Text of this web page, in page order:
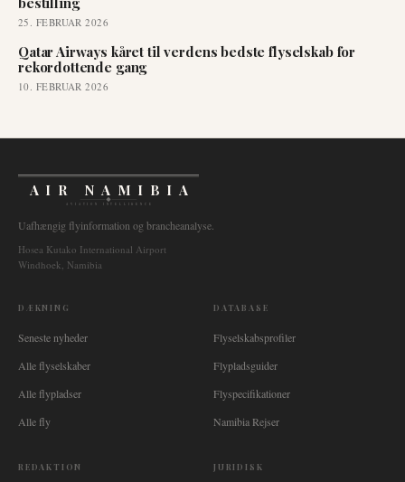
25. FEBRUAR 2026
Qatar Airways kåret til verdens bedste flyselskab for
rekordottende gang
10. FEBRUAR 2026
AIR NAMIBIA
AVIATION INTELLIGENCE
Uafhængig flyinformation og brancheanalyse.
Hosea Kutako International Airport
Windhoek, Namibia
DÆKNING
Seneste nyheder
Alle flyselskaber
Alle flypladser
Alle fly
DATABASE
Flyselskabsprofiler
Flypladsguider
Flyspecifikationer
Namibia Rejser
REDAKTION JURIDISK